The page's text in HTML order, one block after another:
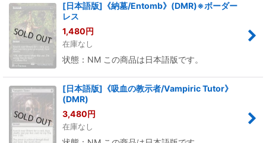
[日本語版]《納墓/Entomb》(DMR)※ボーダー
レス
1,480円
在庫なし
状態：NM この商品は日本語版です。
[日本語版]《吸血の教示者/Vampiric Tutor》
(DMR)
3,480円
在庫なし